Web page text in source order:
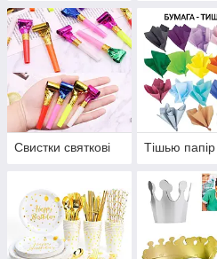
Свистки святкові Тішью папір